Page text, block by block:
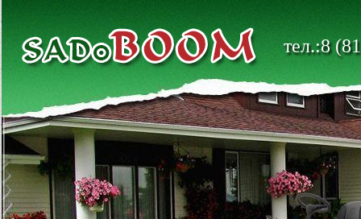
тел.:8